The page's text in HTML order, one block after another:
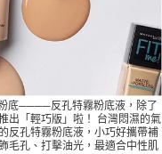
底────反孔特霧粉底液，除了
出「輕巧版」啦！ 台灣悶濕的氣
反孔特霧粉底液，小巧好攜帶補
毛孔、打擊油光，最適合中性肌